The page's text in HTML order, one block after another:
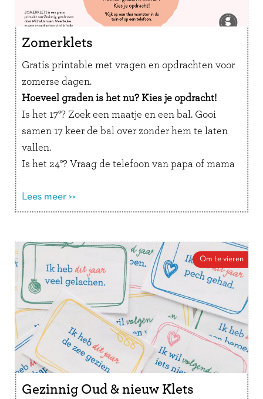
Zomerklets
Gratis printable met vragen en opdrachten voor
zomerse dagen.
Hoeveel graden is het nu? Kies je opdracht!
Is het 17°? Zoek een maatje en een bal. Gooi
samen 17 keer de bal over zonder hem te laten
vallen.
Is het 24°? Vraag de telefoon van papa of mama
iemand die jij lief vindt.
Is het 30°? Vertel in een briefje met precies 30
Zelf opdrachten verzinnen mag natuurlijk ook!
Lees meer >>
Om te vieren
Gezinnig Oud & nieuw Klets